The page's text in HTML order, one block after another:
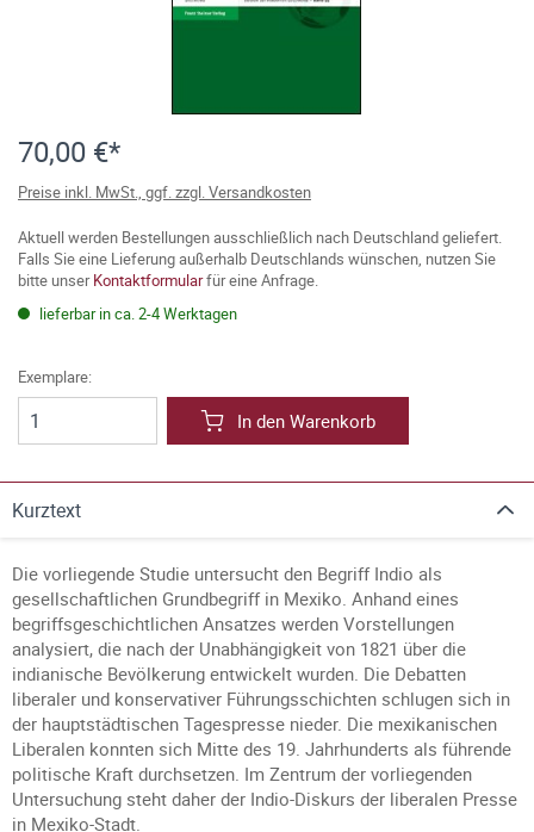
70,00 €*
Preise inkl. MwSt., ggf. zzgl. Versandkosten
Aktuell werden Bestellungen ausschließlich nach Deutschland geliefert.
Falls Sie eine Lieferung außerhalb Deutschlands wünschen, nutzen Sie
bitte unserKontaktformularfür eine Anfrage.
lieferbar in ca. 2-4 Werktagen
Exemplare:
In den Warenkorb
Kurztext
Die vorliegende Studie untersucht den Begriff Indio als
gesellschaftlichen Grundbegriff in Mexiko. Anhand eines
begriffsgeschichtlichen Ansatzes werden Vorstellungen
analysiert, die nach der Unabhängigkeit von 1821 über die
indianische Bevölkerung entwickelt wurden. Die Debatten
liberaler und konservativer Führungsschichten schlugen sich in
der hauptstädtischen Tagespresse nieder. Die mexikanischen
Liberalen konnten sich Mitte des 19. Jahrhunderts als führende
politische Kraft durchsetzen. Im Zentrum der vorliegenden
Untersuchung steht daher der Indio-Diskurs der liberalen Presse
in Mexiko-Stadt.